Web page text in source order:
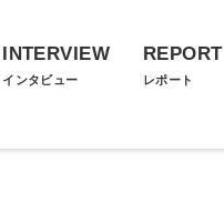
INTERVIEW
インタビュー
REPORT
レポート